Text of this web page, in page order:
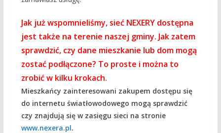
Jak już wspomnieliśmy, sieć NEXERY dostępna
jest także na terenie naszej gminy. Jak zatem
sprawdzić, czy dane mieszkanie lub dom mogą
zostać podłączone? To proste i można to
zrobić w kilku krokach.
Mieszkańcy zainteresowani zakupem dostępu się
do internetu światłowodowego mogą sprawdzić
czy znajdują się w zasięgu sieci na stronie
www.nexera.pl.